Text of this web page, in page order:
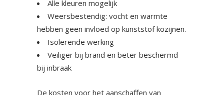
Alle kleuren mogelijk
Weersbestendig: vocht en warmte
hebben geen invloed op kunststof kozijnen.
Isolerende werking
Veiliger bij brand en beter beschermd
bij inbraak
De kosten voor het aanschaffen van